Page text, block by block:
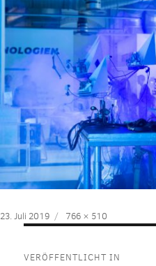
Veröffentlicht
23. Juli 2019
Volle
Größe
766 × 510
VERÖFFENTLICHT IN